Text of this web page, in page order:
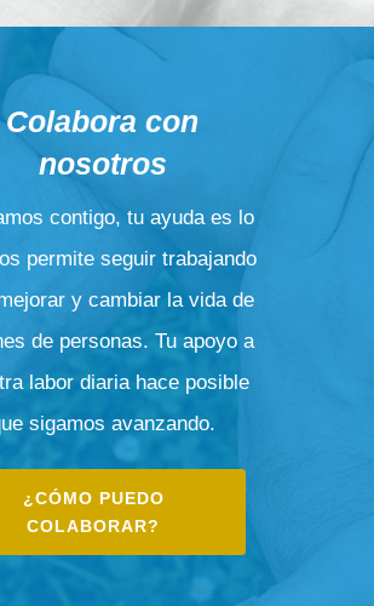
Colabora con
nosotros
contigo, tu ayuda es lo
permite seguir trabajando
y cambiar la vida de
de personas. Tu apoyo a
labor diaria hace posible
sigamos avanzando.
¿CÓMO PUEDO
COLABORAR?